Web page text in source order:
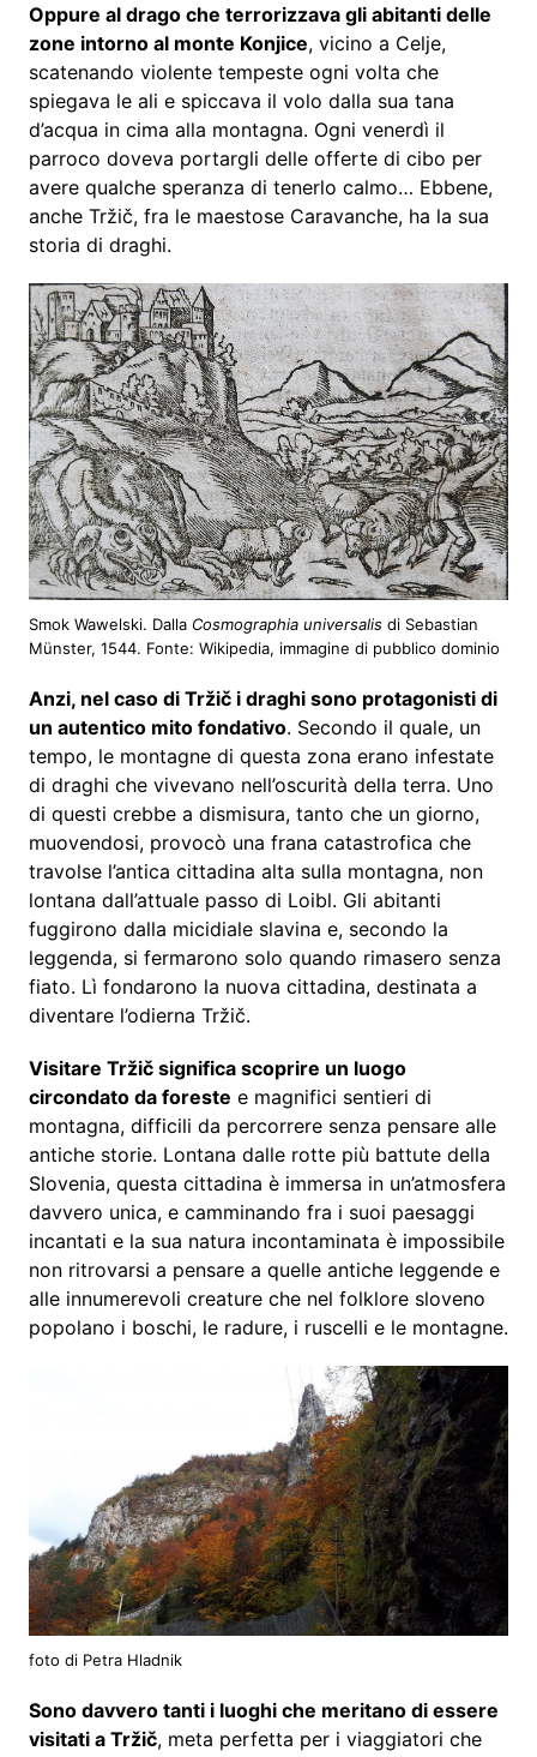
Oppure al drago che terrorizzava gli abitanti delle
zone intorno al monte Konjice, vicino a Celje,
scatenando violente tempeste ogni volta che
spiegava le ali e spiccava il volo dalla sua tana
d’acqua in cima alla montagna. Ogni venerdì il
parroco doveva portargli delle offerte di cibo per
avere qualche speranza di tenerlo calmo… Ebbene,
anche Tržič, fra le maestose Caravanche, ha la sua
storia di draghi.
Smok Wawelski. Dalla Cosmographia universalisdi Sebastian
Münster, 1544. Fonte: Wikipedia, immagine di pubblico dominio
Anzi, nel caso di Tržič i draghi sono protagonisti di
un autentico mito fondativo. Secondo il quale, un
tempo, le montagne di questa zona erano infestate
di draghi che vivevano nell’oscurità della terra. Uno
di questi crebbe a dismisura, tanto che un giorno,
muovendosi, provocò una frana catastrofica che
travolse l’antica cittadina alta sulla montagna, non
lontana dall’attuale passo di Loibl. Gli abitanti
fuggirono dalla micidiale slavina e, secondo la
leggenda, si fermarono solo quando rimasero senza
fiato. Lì fondarono la nuova cittadina, destinata a
diventare l’odierna Tržič.
Visitare Tržič significa scoprire un luogo
circondato da foreste e magnifici sentieri di
montagna, difficili da percorrere senza pensare alle
antiche storie. Lontana dalle rotte più battute della
Slovenia, questa cittadina è immersa in un’atmosfera
davvero unica, e camminando fra i suoi paesaggi
incantati e la sua natura incontaminata è impossibile
non ritrovarsi a pensare a quelle antiche leggende e
alle innumerevoli creature che nel folklore sloveno
popolano i boschi, le radure, i ruscelli e le montagne.
foto di Petra Hladnik
Sono davvero tanti i luoghi che meritano di essere
visitati a Tržič, meta perfetta per i viaggiatori che